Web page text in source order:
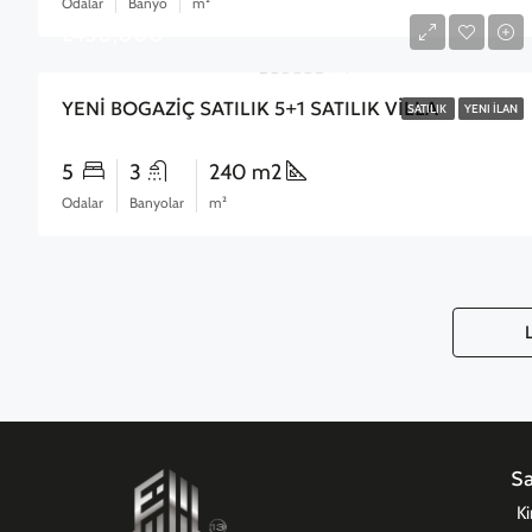
SATILIK YENI İLAN
YENİ BOGAZİÇ SATILIK 5+1 SATILIK VİLLA
5
Odalar
3
Banyolar
240 m2
m²